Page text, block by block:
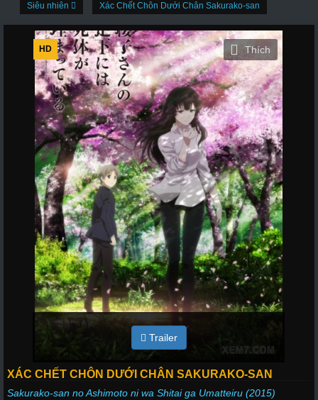
Siêu nhiên
Xác Chết Chôn Dưới Chân Sakurako-san
HD
Trailer
XÁC CHẾT CHÔN DƯỚI CHÂN SAKURAKO-SAN
Sakurako-san no Ashimoto ni wa Shitai ga Umatteiru (2015)